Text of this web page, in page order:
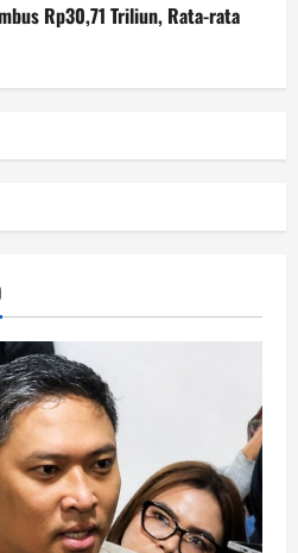
Rp30,71 Triliun, Rata-rata